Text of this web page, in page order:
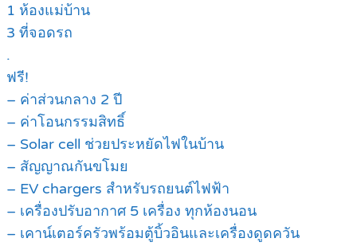
1 ห้องแม่บ้าน
3 ที่จอดรถ
.
ฟรี!
– ค่าส่วนกลาง 2 ปี
– ค่าโอนกรรมสิทธิ์
– Solar cell ช่วยประหยัดไฟในบ้าน
– สัญญาณกันขโมย
– EV chargers สำหรับรถยนต์ไฟฟ้า
– เครื่องปรับอากาศ 5 เครื่อง ทุกห้องนอน
– เคาน์เตอร์ครัวพร้อมตู้บิ้วอินและเครื่องดูดควัน